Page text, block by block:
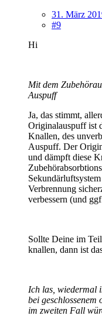
31. März
#9
Hi
Mit dem
Auspuff
Ja, das stimmt,
Originalauspuff ist
Knallen, des
Auspuff. Der
und dämpft diese
Verbrennung
verbessern (und
Sollte Deine im
knallen, dann ist
Ich las, wiedermal
bei geschlossenem
im zweiten Fall